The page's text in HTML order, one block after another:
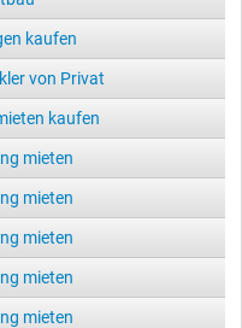
kaufen
von Privat
kaufen
mieten
mieten
mieten
mieten
mieten